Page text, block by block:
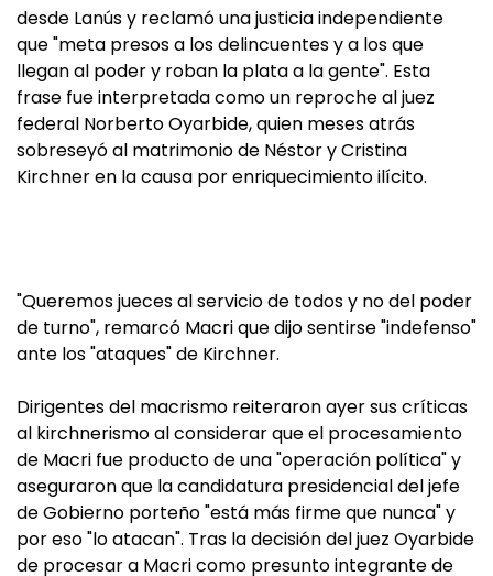
desde Lanús y reclamó una justicia independiente
que "meta presos a los delincuentes y a los que
llegan al poder y roban la plata a la gente". Esta
frase fue interpretada como un reproche al juez
federal Norberto Oyarbide, quien meses atrás
sobreseyó al matrimonio de Néstor y Cristina
Kirchner en la causa por enriquecimiento ilícito.
"Queremos jueces al servicio de todos y no del poder
de turno", remarcó Macri que dijo sentirse "indefenso"
ante los "ataques" de Kirchner.
Dirigentes del macrismo reiteraron ayer sus críticas
al kirchnerismo al considerar que el procesamiento
de Macri fue producto de una "operación política" y
aseguraron que la candidatura presidencial del jefe
de Gobierno porteño "está más firme que nunca" y
por eso "lo atacan". Tras la decisión del juez Oyarbide
de procesar a Macri como presunto integrante de